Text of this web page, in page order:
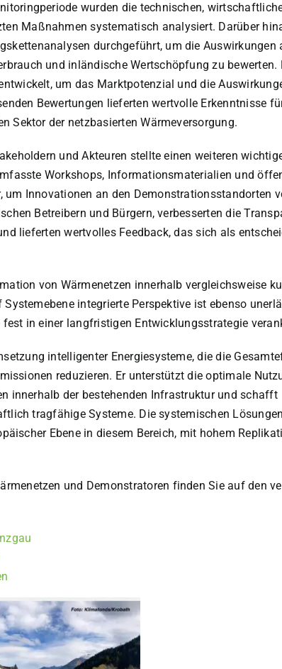
wurden die technischen,
Maßnahmen systematisch analysiert. Darüber
durchgeführt, um die Auswirkungen
und inländische Wertschöpfung zu bewerten.
um das Marktpotenzial und die
Bewertungen lieferten wertvolle Erkenntnisse
Sektor der netzbasierten Wärmeversorgung.
und Akteuren stellte einen weiteren
Workshops, Informationsmaterialien und
um Innovationen an den Demonstrationsstandorten
Betreibern und Bürgern, verbesserten die
lieferten wertvolles Feedback, das sich als
von Wärmenetzen innerhalb vergleichsweise
integrierte Perspektive ist ebenso
in einer langfristigen Entwicklungsstrategie
intelligenter Energiesysteme, die die
reduzieren. Er unterstützt die optimale
innerhalb der bestehenden Infrastruktur und schafft
tragfähige Systeme. Die systemischen
Ebene in diesem Bereich, mit hohem
und Demonstratoren finden Sie auf den